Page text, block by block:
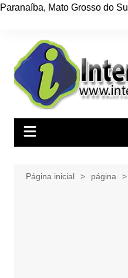
Paranaíba, Mato Grosso do Sul
conteúdo
Página inicial página